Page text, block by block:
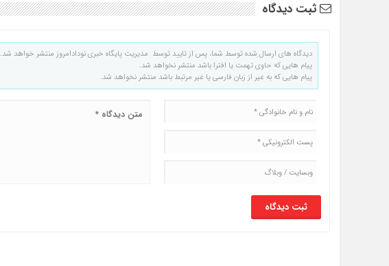
ثبت دیدگاه
دیدگاه های ارسال شده توسط شما، پس از تایید توسط مدیریت پایگاه خبری نودادامروز منتشر خواهد شد.
پیام هایی که حاوی تهمت یا افترا باشد منتشر نخواهد شد.
پیام هایی که به غیر از زبان فارسی یا غیر مرتبط باشد منتشر نخواهد شد.